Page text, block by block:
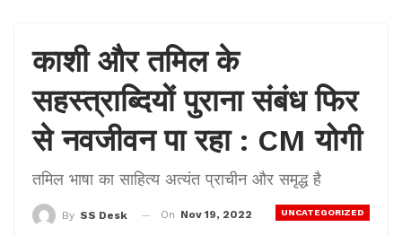
काशी और तमिल के
सहस्त्राब्दियों पुराना संबंध फिर
से नवजीवन पा रहा : CM योगी
तमिल भाषा का साहित्य अत्यंत प्राचीन और समृद्ध है
UNCATEGORIZED
By SS Desk On Nov 19, 2022